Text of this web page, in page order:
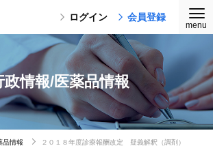
ログイン 会員登録
政情報/医薬品情報
品情報 ２０１８年度診療報酬改定 疑義解釈（調剤）